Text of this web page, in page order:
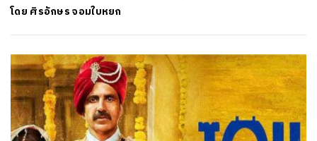
โดย ศิรอักษร จอมใบหยก